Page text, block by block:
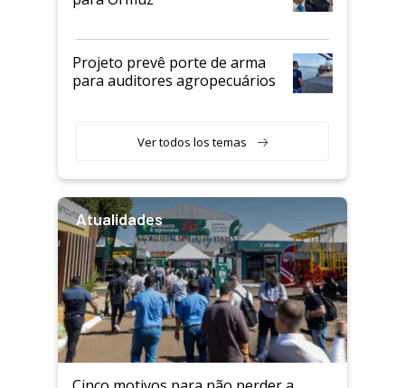
Projeto prevê porte de arma
para auditores agropecuários
Ver todos los temas
Atualidades